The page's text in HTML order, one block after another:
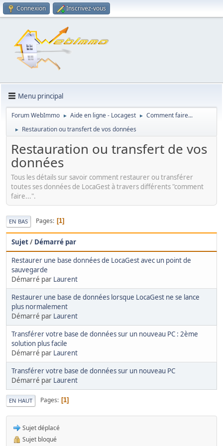
Connexion Inscrivez-vous
Menu principal
Forum WebImmo ► Aide en ligne - Locagest ► Comment faire...
► Restauration ou transfert de vos données
Restauration ou transfert de vos
données
Tous les détails sur savoir comment restaurer ou transférer
toutes ses données de LocaGest à travers différents "comment
faire...".
EN BAS Pages 1
Sujet/ Démarré par
Restaurer une base données de LocaGest avec un point de
sauvegarde
Démarré par Laurent
Restaurer une base de données lorsque LocaGest ne se lance
plus normalement
Démarré par Laurent
Transférer votre base de données sur un nouveau PC : 2ème
solution plus facile
Démarré par Laurent
Transférer votre base de données sur un nouveau PC
Démarré par Laurent
EN HAUT Pages 1
Sujet déplacé
Sujet bloqué